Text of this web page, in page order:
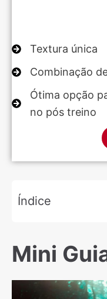
Textura única
Combinação
Ótima opção
no pós treino
Índice
Mini